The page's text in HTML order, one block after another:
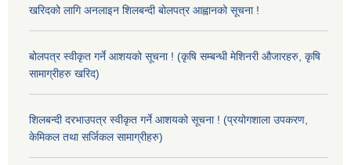
खरिदको लागि अनलाइन शिलबन्दी बोलपत्र आह्वानको सूचना !
बोलपत्र स्वीकृत गर्ने आशयको सूचना ! (कृषि सम्बन्धी मेशिनरी औजारहरु, कृषि
सामाग्रीहरु खरिद)
शिलबन्दी दरभाउपत्र स्वीकृत गर्ने आशयको सूचना ! (प्रयोगशाला उपकरण,
केमिकल तथा सर्जिकल सामाग्रीहरु)